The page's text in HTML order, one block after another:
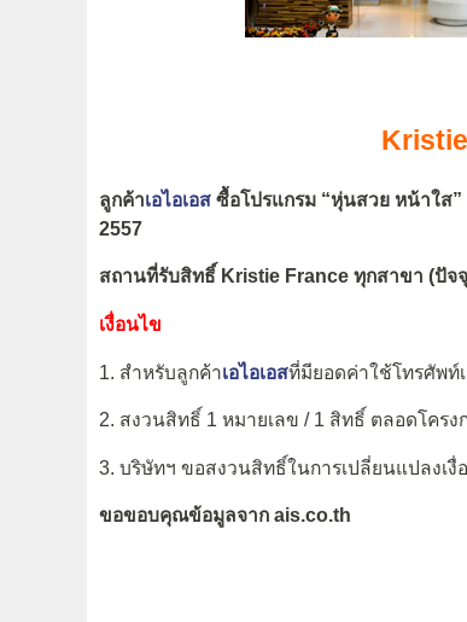
ลูกค้าเอไอเอส ซื้อโปรแกรม “หุ่นสวย หน้าใส
2557
สถานที่รับสิทธิ์ Kristie France ทุกสาขา (ปัจ
เงื่อนไข
1. สำหรับลูกค้าเอไอเอสที่มียอดค่าใช้โทรศัพท์
2. สงวนสิทธิ์ 1 หมายเลข / 1 สิทธิ์ ตลอดโครง
3. บริษัทฯ ขอสงวนสิทธิ์ในการเปลี่ยนแปลงเ
ขอขอบคุณข้อมูลจาก ais.co.th